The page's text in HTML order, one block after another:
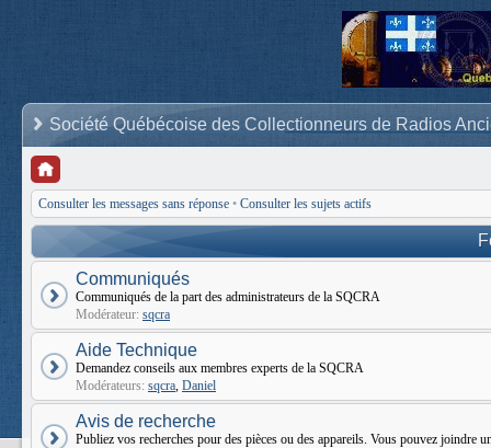
Société Québécoise des Collectionneurs de Radios
Consulter les messages sans réponse • Consulter les sujets actifs
Communiqués
Communiqués de la part des administrateurs de la SQCRA
Modérateur: sqcra
Aide Technique
Demandez conseils aux membres experts de la SQCRA
Modérateurs: sqcra, Daniel
Avis de recherche
Publiez vos recherches pour des pièces ou des appareils. Vous pouvez joindre